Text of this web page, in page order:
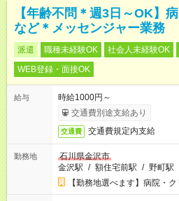
【年齢不問＊週3日～OK】
など＊メッセンジャー業務
派遣 職種未経験OK 社会人未経験OK
WEB登録・面接OK
給与
時給1000円～
交通費別途支給あり
交通費 交通費規定内支給
勤務地
石川県金沢市
金沢駅 / 額住宅前駅 / 野町駅
【勤務地選べます】病院・